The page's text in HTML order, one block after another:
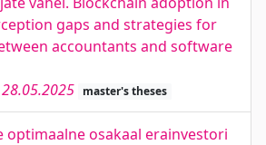
gaps and strategies for
accountants and software
28.05.2025 master's theses
optimaalne osakaal erainvestori